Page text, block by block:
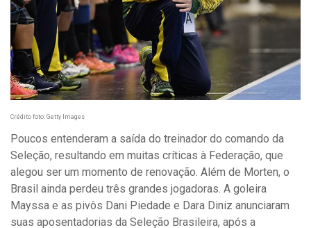
Crédito foto: Getty Images
Poucos entenderam a saída do treinador do comando da
Seleção, resultando em muitas críticas à Federação, que
alegou ser um momento de renovação. Além de Morten, o
Brasil ainda perdeu três grandes jogadoras. A goleira
Mayssa e as pivôs Dani Piedade e Dara Diniz anunciaram
suas aposentadorias da Seleção Brasileira, após a